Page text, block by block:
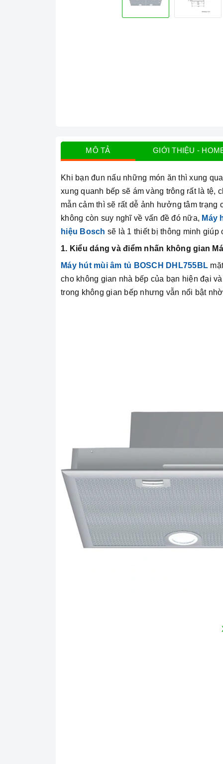
MÔ TẢ GIỚI THIỆU -
Khi bạn đun nấu những món ăn thì xung
xung quanh bếp sẽ ám vàng trông rất là tệ,
mẫn cảm thì sẽ rất dễ ảnh hưởng tâm trạng
không còn suy nghĩ về vấn đề đó nữa, Máy
hiệu Bosch sẽ là 1 thiết bị thông minh
1. Kiểu dáng và điểm nhấn không gian
Máy hút mùi âm tủ BOSCH DHL755BL
cho không gian nhà bếp của bạn hiện đại
trong không gian bếp nhưng vẫn nổi bật